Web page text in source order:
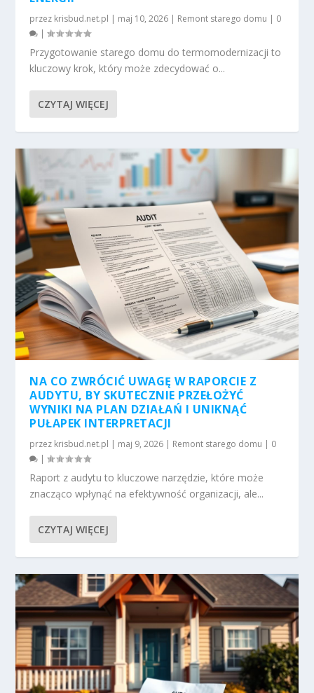
przez krisbud.net.pl | maj 10, 2026 | Remont starego domu | 0
|
Przygotowanie starego domu do termomodernizacji to
kluczowy krok, który może zdecydować o...
CZYTAJ WIĘCEJ
NA CO ZWRÓCIĆ UWAGĘ W RAPORCIE Z
AUDYTU, BY SKUTECZNIE PRZEŁOŻYĆ
WYNIKI NA PLAN DZIAŁAŃ I UNIKNĄĆ
PUŁAPEK INTERPRETACJI
przez krisbud.net.pl | maj 9, 2026 | Remont starego domu | 0
|
Raport z audytu to kluczowe narzędzie, które może
znacząco wpłynąć na efektywność organizacji, ale...
CZYTAJ WIĘCEJ